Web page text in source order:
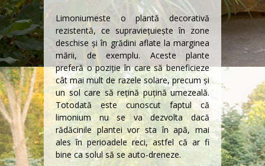
Limoniumeste o plantă decorativă
rezistentă, ce supraviețuiește în zone
deschise și în grădini aflate la marginea
mării, de exemplu. Aceste plante
preferă o poziție în care să beneficieze
cât mai mult de razele solare, precum şi
un sol care să reţină puţină umezeală.
Totodată este cunoscut faptul că
limonium nu se va dezvolta dacă
rădăcinile plantei vor sta în apă, mai
ales în perioadele reci, astfel că ar fi
bine ca solul să se auto-dreneze.